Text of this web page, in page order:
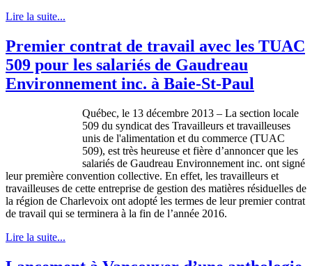
Lire la suite...
Premier contrat de travail avec les TUAC
509 pour les salariés de Gaudreau
Environnement inc. à Baie-St-Paul
Québec, le 13 décembre 2013 – La section locale
509 du syndicat des Travailleurs et travailleuses
unis de l'alimentation et du commerce (TUAC
509), est très heureuse et fière d’annoncer que les
salariés de Gaudreau Environnement inc. ont signé
leur première convention collective. En effet, les travailleurs et
travailleuses de cette entreprise de gestion des matières résiduelles de
la région de Charlevoix ont adopté les termes de leur premier contrat
de travail qui se terminera à la fin de l’année 2016.
Lire la suite...